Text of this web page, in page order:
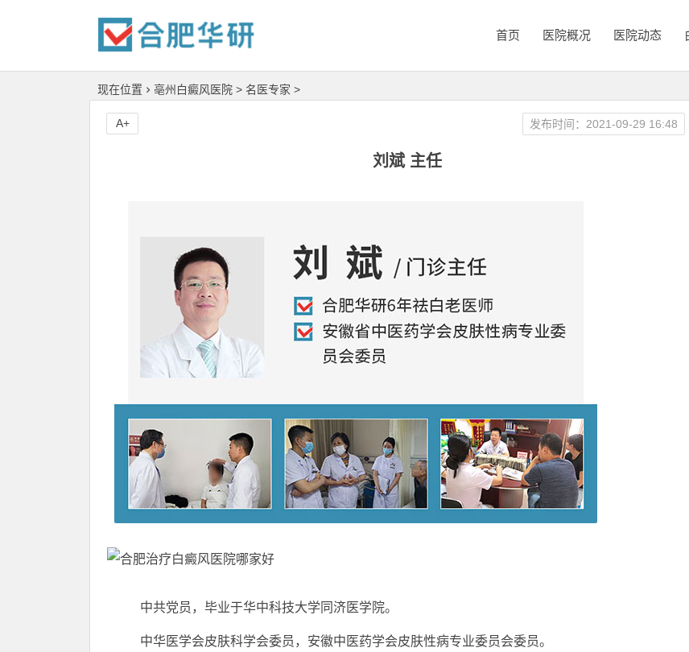
首页 医院概况 医院动态
现在位置 亳州白癜风医院 > 名医专家 >
刘斌 主任
发布时间：2021-09-29 16:48
A+
中共党员，毕业于华中科技大学同济医学院。
中华医学会皮肤科学会委员，安徽中医药学会皮肤性病专业委员会委员。